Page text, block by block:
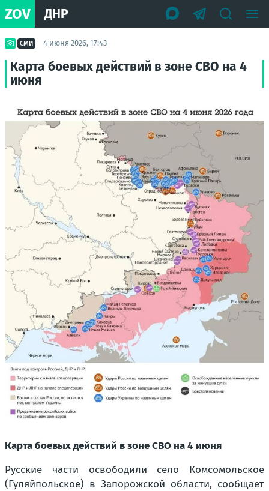
ZOV ДНР
СМИ 4 июня 2026, 17:43
Карта боевых действий в зоне СВО на 4
июня
Карта боевых действий в зоне СВО на 4 июня
Русские части освободили село Комсомольское
(Гуляйпольское) в Запорожской области, сообщает